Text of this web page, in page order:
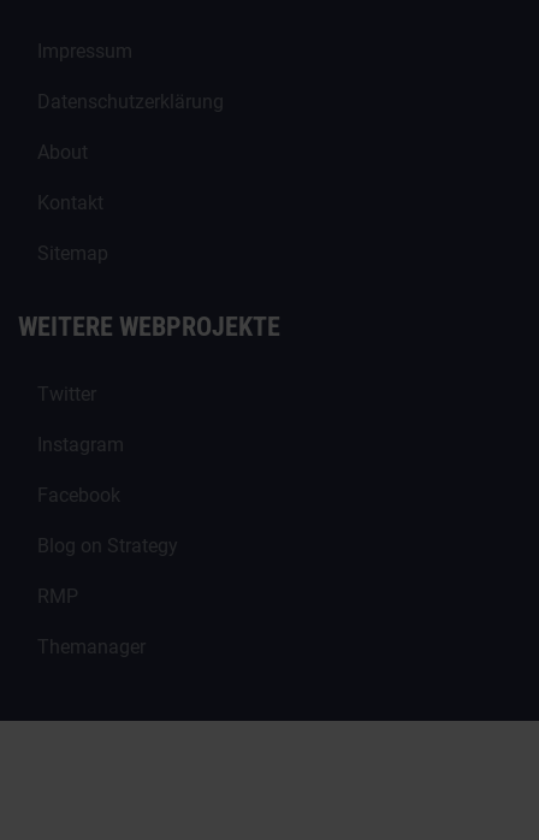
Impressum
Datenschutzerklärung
About
Kontakt
Sitemap
WEITERE WEBPROJEKTE
Twitter
Instagram
Facebook
Blog on Strategy
RMP
Themanager